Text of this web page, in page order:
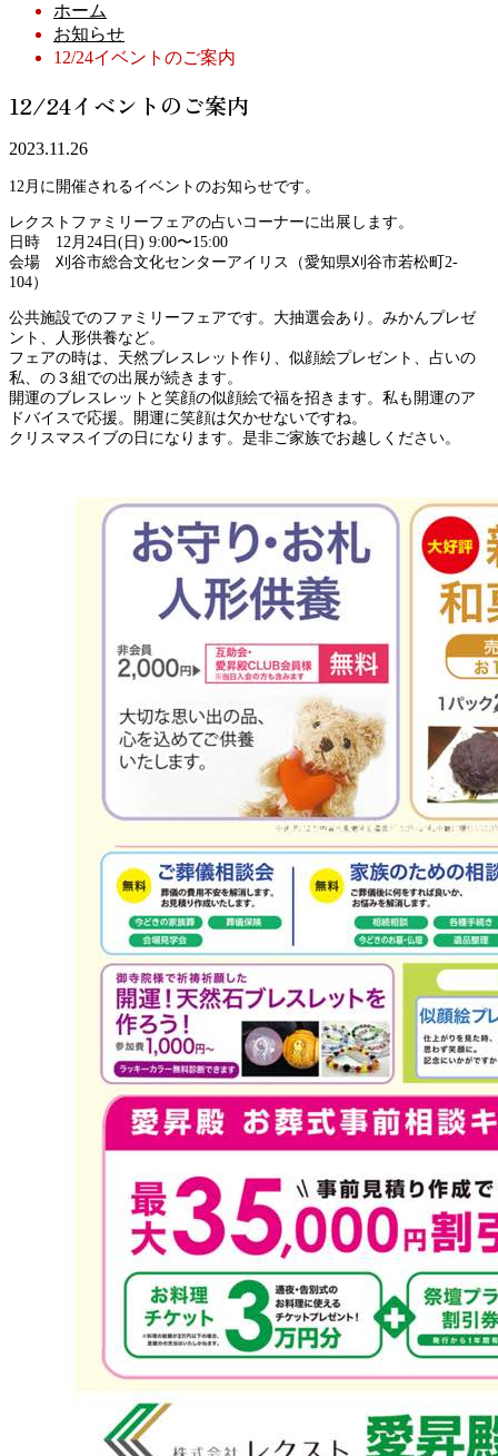
ホーム
お知らせ
12/24イベントのご案内
12/24イベントのご案内
2023.11.26
12月に開催されるイベントのお知らせです。
レクストファミリーフェアの占いコーナーに出展します。
日時 12月24日(日) 9:00〜15:00
会場 刈谷市総合文化センターアイリス（愛知県刈谷市若松町2-
104）
公共施設でのファミリーフェアです。大抽選会あり。みかんプレゼ
ント、人形供養など。
フェアの時は、天然ブレスレット作り、似顔絵プレゼント、占いの
私、の３組での出展が続きます。
開運のブレスレットと笑顔の似顔絵で福を招きます。私も開運のア
ドバイスで応援。開運に笑顔は欠かせないですね。
クリスマスイブの日になります。是非ご家族でお越しください。